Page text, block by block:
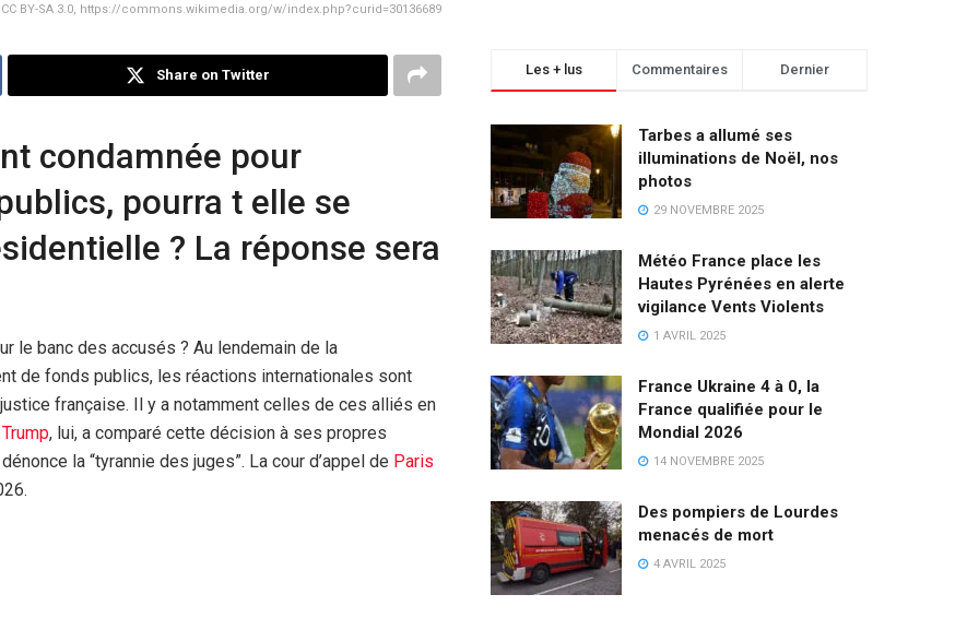
CC BY-SA 3.0, https://commons.wikimedia.org/w/index.php?curid=30136689
Share on Twitter
condamnée pour
pourra t elle se
? La réponse sera
le banc des accusés ? Au lendemain de la
de fonds publics, les réactions internationales sont
française. Il y a notamment celles de ces alliés en
Trump, lui, a comparé cette décision à ses propres
la “tyrannie des juges”. La cour d’appel de Paris
Les + lus Commentaires Dernier
Tarbes a allumé ses
illuminations de Noël, nos
photos
29 NOVEMBRE 2025
Météo France place les
Hautes Pyrénées en alerte
vigilance Vents Violents
1 AVRIL 2025
France Ukraine 4 à 0, la
France qualifiée pour le
Mondial 2026
14 NOVEMBRE 2025
Des pompiers de Lourdes
menacés de mort
4 AVRIL 2025